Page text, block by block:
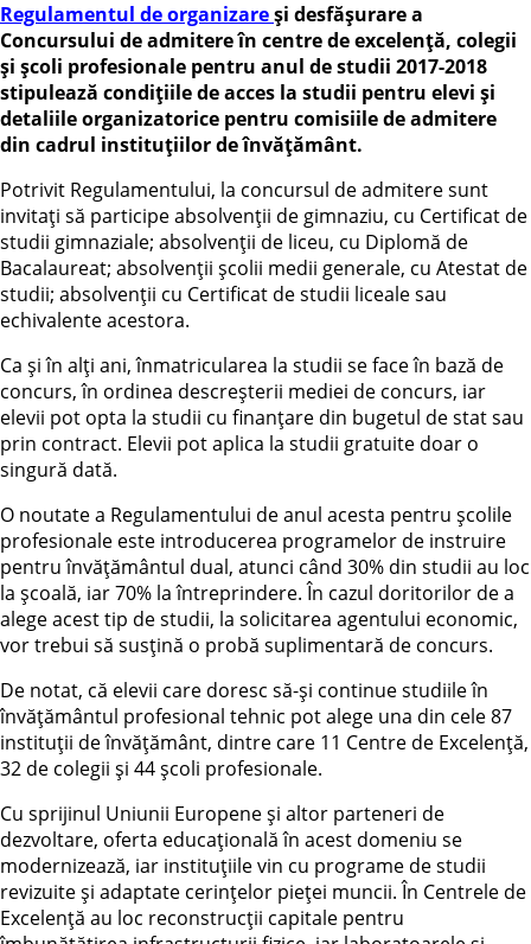
Regulamentul de organizareși desfășurare a
Concursului de admitere în centre de excelență, colegii
și școli profesionale pentru anul de studii 2017-2018
stipulează condițiile de acces la studii pentru elevi și
detaliile organizatorice pentru comisiile de admitere
din cadrul instituțiilor de învățământ.
Potrivit Regulamentului, la concursul de admitere sunt
invitați să participe absolvenții de gimnaziu, cu Certificat de
studii gimnaziale; absolvenții de liceu, cu Diplomă de
Bacalaureat; absolvenții școlii medii generale, cu Atestat de
studii; absolvenții cu Certificat de studii liceale sau
echivalente acestora.
Ca și în alți ani, înmatricularea la studii se face în bază de
concurs, în ordinea descreșterii mediei de concurs, iar
elevii pot opta la studii cu finanţare din bugetul de stat sau
prin contract. Elevii pot aplica la studii gratuite doar o
singură dată.
O noutate a Regulamentului de anul acesta pentru școlile
profesionale este introducerea programelor de instruire
pentru învățământul dual, atunci când 30% din studii au loc
la școală, iar 70% la întreprindere. În cazul doritorilor de a
alege acest tip de studii, la solicitarea agentului economic,
vor trebui să susțină o probă suplimentară de concurs.
De notat, că elevii care doresc să-și continue studiile în
învățământul profesional tehnic pot alege una din cele 87
instituții de învățământ, dintre care 11 Centre de Excelență,
32 de colegii și 44 școli profesionale.
Cu sprijinul Uniunii Europene și altor parteneri de
dezvoltare, oferta educațională în acest domeniu se
modernizează, iar instituțiile vin cu programe de studii
revizuite și adaptate cerințelor pieței muncii. În Centrele de
Excelență au loc reconstrucții capitale pentru